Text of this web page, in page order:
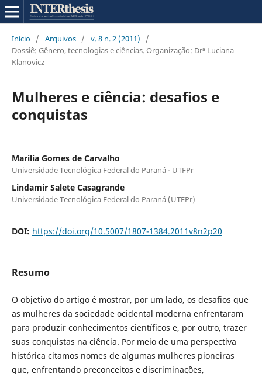
Início / Arquivos / v. 8 n. 2 (2011)
/
Dossiê: Gênero, tecnologias e ciências. Organização: Drª Luciana
Klanovicz
Mulheres e ciência: desafios e
conquistas
Marilia Gomes de Carvalho
Universidade Tecnológica Federal do Paraná - UTFPr
Lindamir Salete Casagrande
Universidade Tecnológica Federal do Paraná (UTFPr)
DOI: https://doi.org/10.5007/1807-1384.2011v8n2p20
Resumo
O objetivo do artigo é mostrar, por um lado, os desafios que
as mulheres da sociedade ocidental moderna enfrentaram
para produzir conhecimentos científicos e, por outro, trazer
suas conquistas na ciência. Por meio de uma perspectiva
histórica citamos nomes de algumas mulheres pioneiras
que, enfrentando preconceitos e discriminações,